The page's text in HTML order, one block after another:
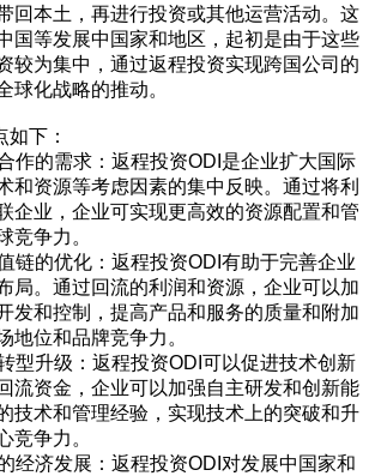
回本土，再进行投资或其他运营活动。这
国等发展中国家和地区，起初是由于这些
较为集中，通过返程投资实现跨国公司的
球化战略的推动。
下：
作的需求：返程投资ODI是企业扩大国际
和资源等考虑因素的集中反映。通过将利
企业，企业可实现更高效的资源配置和管
竞争力。
链的优化：返程投资ODI有助于完善企业
局。通过回流的利润和资源，企业可以加
发和控制，提高产品和服务的质量和附加
地位和品牌竞争力。
型升级：返程投资ODI可以促进技术创新
流资金，企业可以加强自主研发和创新能
技术和管理经验，实现技术上的突破和升
竞争力。
经济发展：返程投资ODI对发展中国家和